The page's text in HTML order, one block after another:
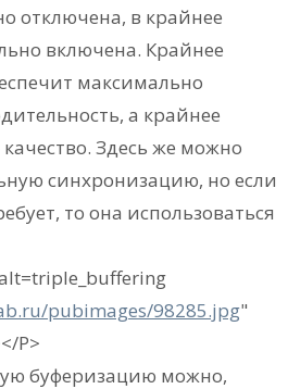
отключена, в крайнее
включена. Крайнее
максимально
а крайнее
Здесь же можно
синхронизацию, но если
то она использоваться
pubimages/98285.jpg"
P>
буферизацию можно,